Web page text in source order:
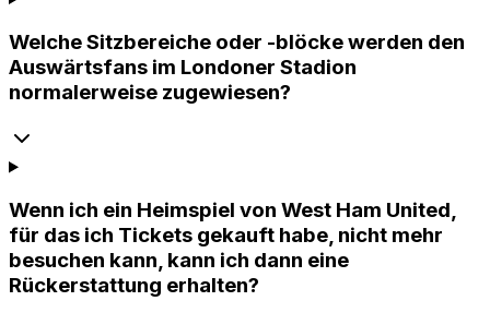
Welche Sitzbereiche oder -blöcke werden den
Auswärtsfans im Londoner Stadion
normalerweise zugewiesen?
Wenn ich ein Heimspiel von West Ham United,
für das ich Tickets gekauft habe, nicht mehr
besuchen kann, kann ich dann eine
Rückerstattung erhalten?